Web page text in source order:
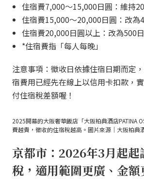
住宿費7,000～15,000日圓：維持
住宿費15,000～20,000日圓：改為
住宿費20,000日圓以上：改為500
*住宿費指「每人每晚」
注意事項：徵收日依據住宿日期而定
宿費用已經先在線上以信用卡扣款，
付住宿稅差額喔！
2025開幕的大阪奢華飯店「大阪柏典酒店PATINA
費越貴，徵收的住宿稅越高。圖片來源｜大阪柏典
京都市：2026年3月起起
稅，適用範圍更廣、金額